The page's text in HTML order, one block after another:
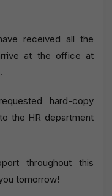
received all the
at the office at
.
hard-copy
the HR department
throughout this
tomorrow!